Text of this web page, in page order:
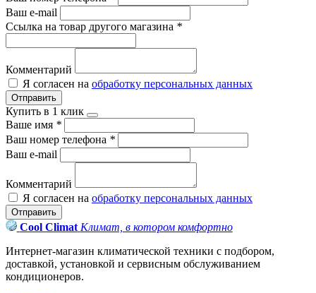
Ваш e-mail
Ссылка на товар другого магазина *
Комментарий
Я согласен на обработку персональных данных
Отправить
Купить в 1 клик
Ваше имя *
Ваш номер телефона *
Ваш e-mail
Комментарий
Я согласен на обработку персональных данных
Отправить
Cool Climat Климат, в котором комфортно
Интернет-магазин климатической техники с подбором,
доставкой, установкой и сервисным обслуживанием
кондиционеров.